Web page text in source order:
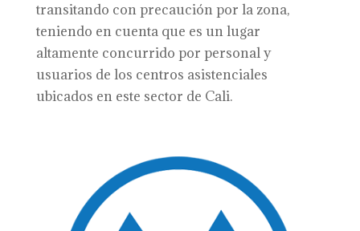
transitando con precaución por la zona,
teniendo en cuenta que es un lugar
altamente concurrido por personal y
usuarios de los centros asistenciales
ubicados en este sector de Cali.